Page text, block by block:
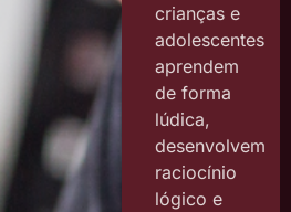
crianças e
adolescentes
aprendem
de forma
lúdica,
desenvolvem
raciocínio
lógico e